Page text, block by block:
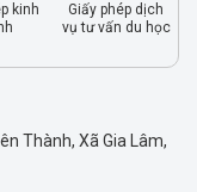
kinh
Giấy phép dịch
vụ tư vấn du học
Thành, Xã Gia Lâm,